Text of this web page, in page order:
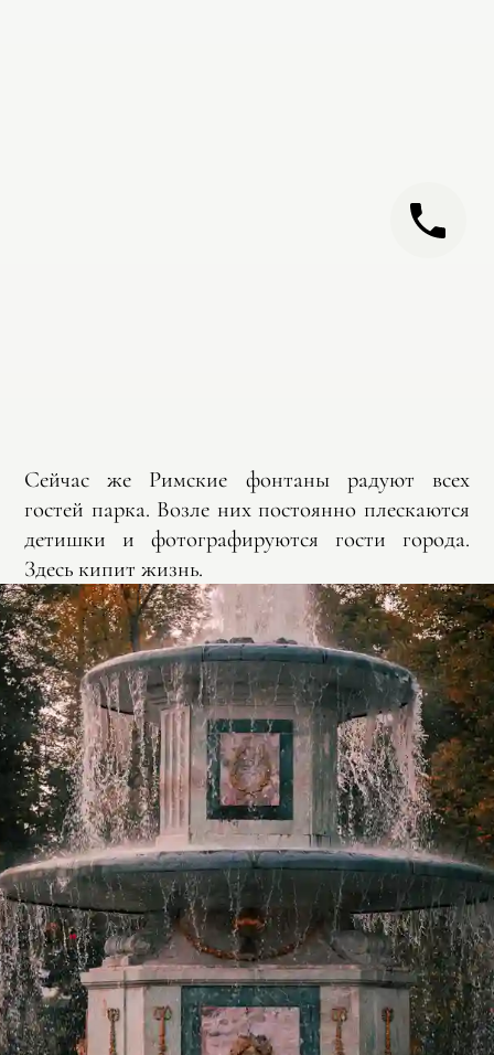
Сейчас же Римские фонтаны радуют всех
гостей парка. Возле них постоянно плескаются
детишки и фотографируются гости города.
Здесь кипит жизнь.